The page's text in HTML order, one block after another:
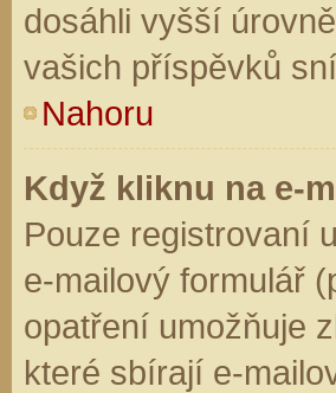
dosáhli vyšší
vašich příspěvků
Nahoru
Když kliknu na e-
Pouze registrovaní
e-mailový formulář
opatření umožňuje
které sbírají e-